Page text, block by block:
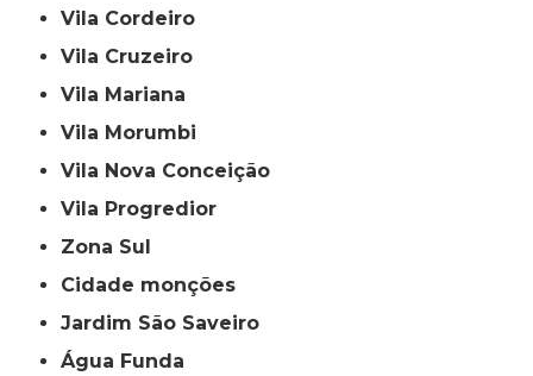
Vila Cordeiro
Vila Cruzeiro
Vila Mariana
Vila Morumbi
Vila Nova Conceição
Vila Progredior
Zona Sul
cidade monções
jardim São Saveiro
Água Funda